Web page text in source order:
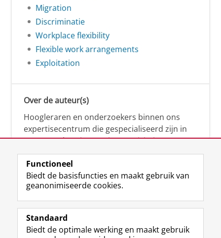
Migration
Discriminatie
Workplace flexibility
Flexible work arrangements
Exploitation
Over de auteur(s)
Hoogleraren en onderzoekers binnen ons
expertisecentrum die gespecialiseerd zijn in
samenwerken, innovatie, creativiteit,
diversiteit, leiderschap en ethisch gedrag.
Over deze blog
Via deze blog vertalen onze experts hun
(actuele) wetenschappelijke kennis naar
Functioneel
Biedt de basisfuncties en maakt gebruik van
geanonimiseerde cookies.
Standaard
Biedt de optimale werking en maakt gebruik